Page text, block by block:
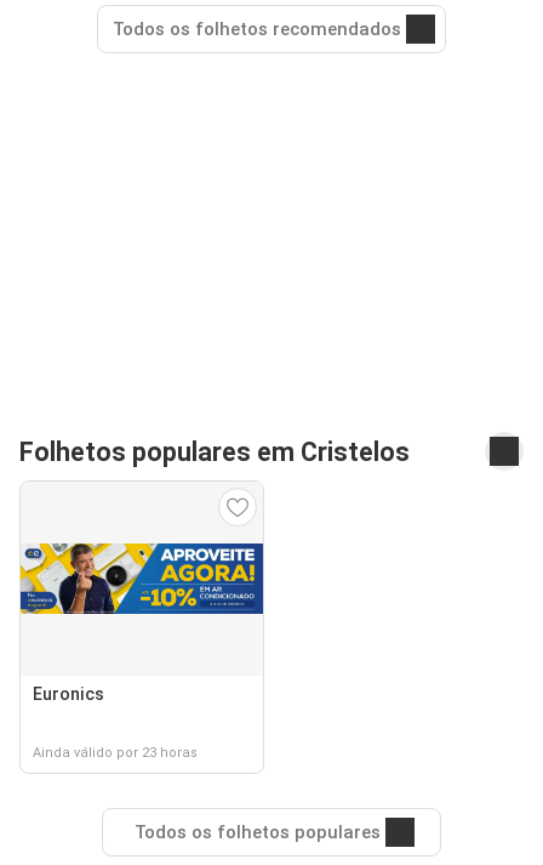
Todos os folhetos recomendados
Folhetos populares em Cristelos
Euronics
Ainda válido por 23 horas
Todos os folhetos populares